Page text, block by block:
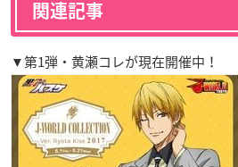
関連記事
▼第1弾・黄瀬コレが現在開催中！